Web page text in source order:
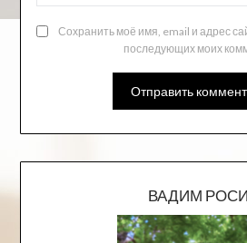
Сохранить моё имя, email и адрес
последующих моих
ВАДИМ